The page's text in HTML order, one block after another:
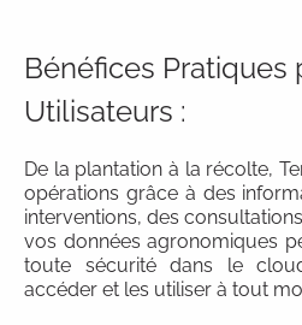
Bénéfices Pratiques
Utilisateurs :
De la plantation à la récolte,
opérations grâce à des
interventions, des
vos données agronomiques
toute sécurité dans le
accéder et les utiliser à tout